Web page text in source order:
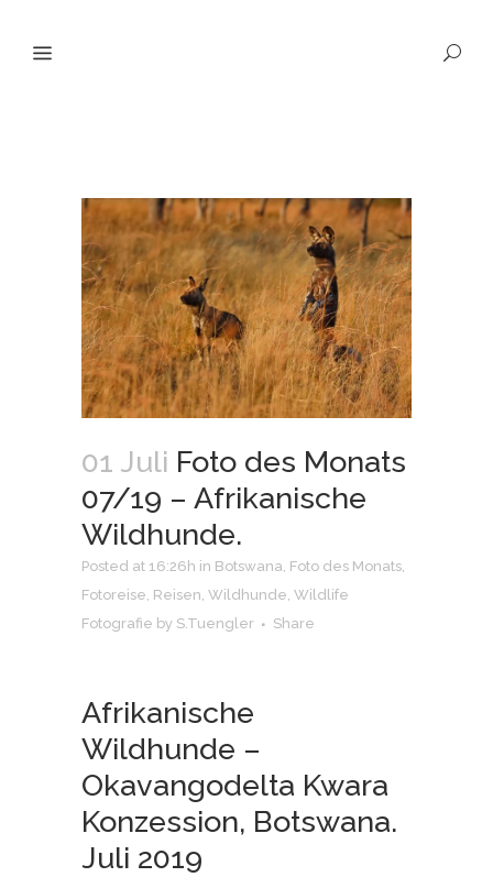
01 Juli Foto des Monats
07/19 – Afrikanische
Wildhunde.
Posted at 16:26h in Botswana, Foto des Monats,
Fotoreise, Reisen, Wildhunde, Wildlife
Fotografie by S.Tuengler Share
Afrikanische
Wildhunde –
Okavangodelta Kwara
Konzession, Botswana.
Juli 2019